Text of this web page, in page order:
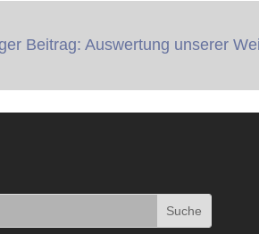
Beitrag: Auswertung unserer